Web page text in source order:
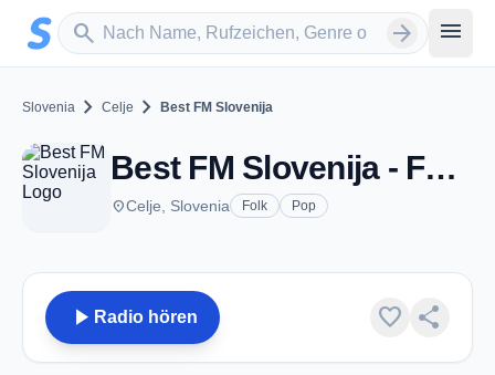
Zum Hauptinhalt springen
search
Sender suchen arrow_forward menu
Slovenia chevron_right Celje chevron_right Best FM Slovenija
Best FM Slovenija - FM 97.7 - Celje
placeCelje, Slovenia Folk Pop
play_arrow Radio hören favorite share